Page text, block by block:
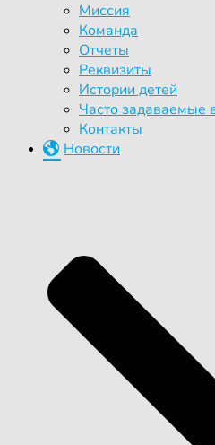
Миссия
Команда
Отчеты
Реквизиты
Истории детей
Часто задаваемые
Контакты
Новости